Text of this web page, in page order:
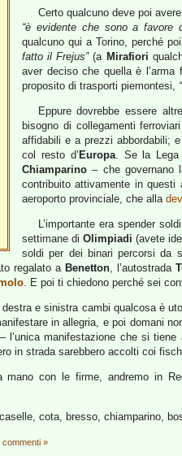
Certo qualcuno deve poi
“è evidente che sono a favore
qualcuno qui a Torino, perché
fatto il Frejus”(a Mirafiori
aver deciso che quella è
proposito di trasporti piemontesi,
Eppure dovrebbe essere
bisogno di collegamenti
affidabili e a prezzi abbordabili;
col resto d’ Europa. Se la Lega
Chiamparino – che governano
contribuito attivamente in
aeroporto provinciale, che alla
L’importante era spender
settimane di Olimpiadi (avete
soldi per dei binari percorsi da
regalato a Benetton, l’autostrada
. E poi ti chiedono perché sei
e sinistra cambi qualcosa è
in allegria, e poi domani
– l’unica manifestazione che si
in strada sarebbero accolti coi
mano con le firme, andremo in
cota, bresso, chiamparino,
commenti »